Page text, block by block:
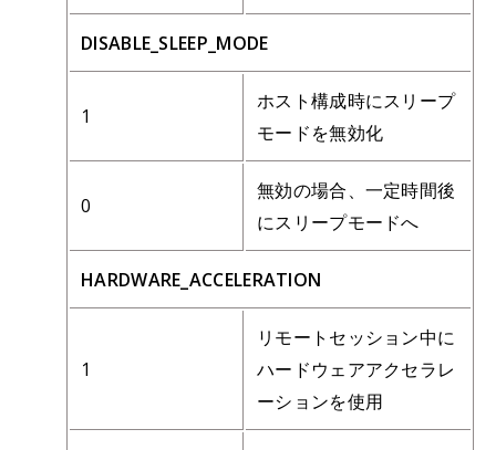
DISABLE_SLEEP_MODE
1
ホスト構成時にスリープ
モードを無効化
0
無効の場合、一定時間後
にスリープモードへ
HARDWARE_ACCELERATION
1
リモートセッション中に
ハードウェアアクセラレ
ーションを使用